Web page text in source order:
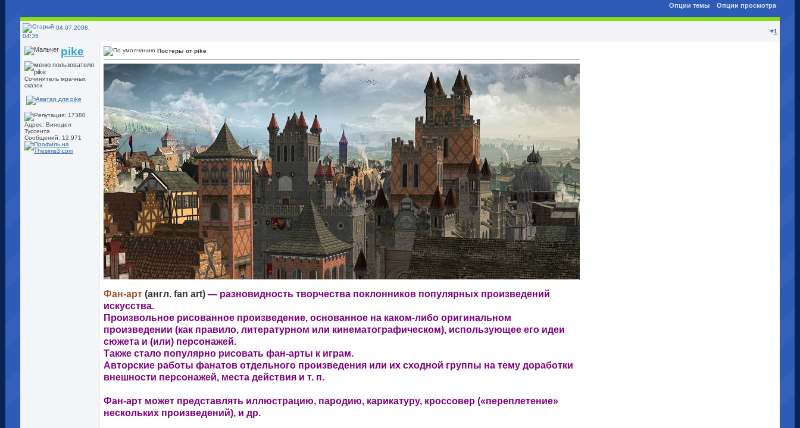
Опции темы Опции просмотра
04.07.2008,
04:35
#1
pike
Сочинитель мрачных
сказок
Адрес: Винодел
Туссента
Сообщений: 12,971
Постеры от pike
Фан-арт (англ. fan art) — разновидность творчества поклонников популярных произведений
искусства.
Произвольное рисованное произведение, основанное на каком-либо оригинальном
произведении (как правило, литературном или кинематографическом), использующее его идеи
сюжета и (или) персонажей.
Также стало популярно рисовать фан-арты к играм.
Авторские работы фанатов отдельного произведения или их сходной группы на тему доработки
внешности персонажей, места действия и т. п.
Фан-арт может представлять иллюстрацию, пародию, карикатуру, кроссовер («переплетение»
нескольких произведений), и др.